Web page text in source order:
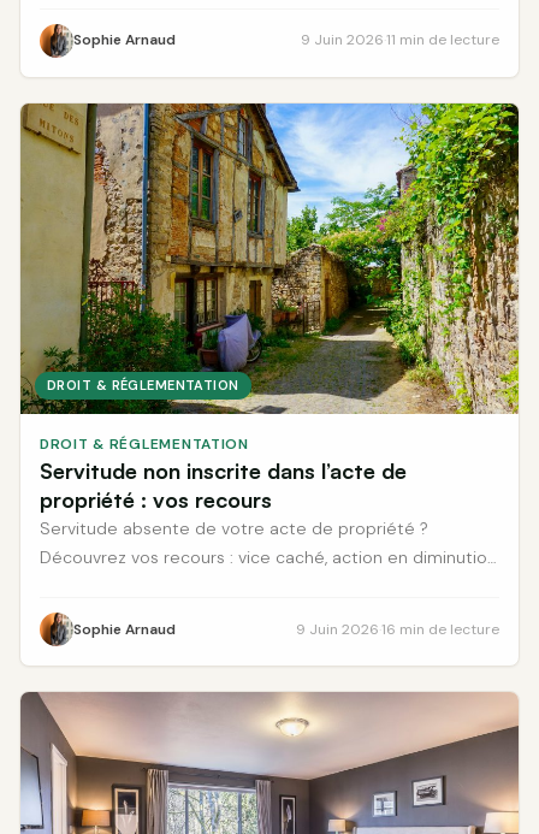
Sophie Arnaud 9 Juin 2026·11 min de lecture
DROIT & RÉGLEMENTATION
DROIT & RÉGLEMENTATION
Servitude non inscrite dans l’acte de
propriété : vos recours
Servitude absente de votre acte de propriété ?
Découvrez vos recours : vice caché, action en diminution
Sophie Arnaud 9 Juin 2026·16 min de lecture